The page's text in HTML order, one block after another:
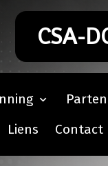
CSA-
Liens Contact